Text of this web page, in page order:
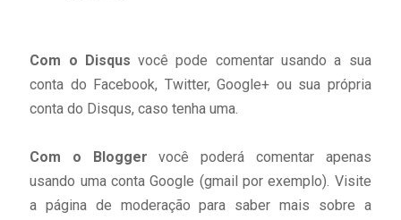
Com o Disqus você pode comentar usando a sua
conta do Facebook, Twitter, Google+ ou sua própria
conta do Disqus, caso tenha uma.
Com o Blogger você poderá comentar apenas
usando uma conta Google (gmail por exemplo). Visite
a página de moderação para saber mais sobre a